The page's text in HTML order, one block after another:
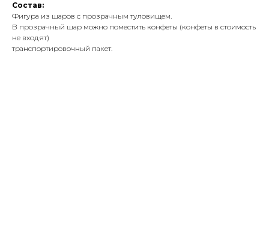
Состав:
Фигура из шаров с прозрачным туловищем.
В прозрачный шар можно поместить конфеты (конфеты в стоимость
не входят)
транспортировочный пакет.